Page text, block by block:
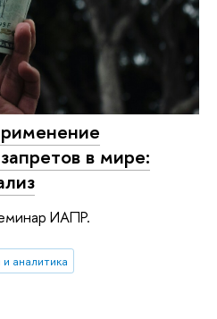
в мире:
ИАПР.
аналитика